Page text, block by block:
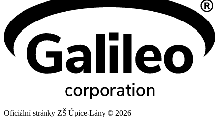
Oficiální stránky ZŠ Úpice-Lány © 2026